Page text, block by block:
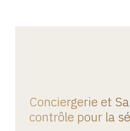
Conciergerie et
contrôle pour la